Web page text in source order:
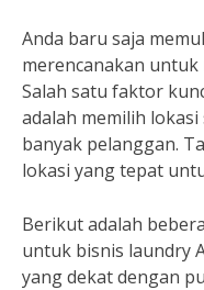
Anda baru saja
merencanakan
Salah satu faktor
adalah memilih
banyak pelanggan.
lokasi yang tepat
Berikut adalah
untuk bisnis laundry
yang dekat dengan